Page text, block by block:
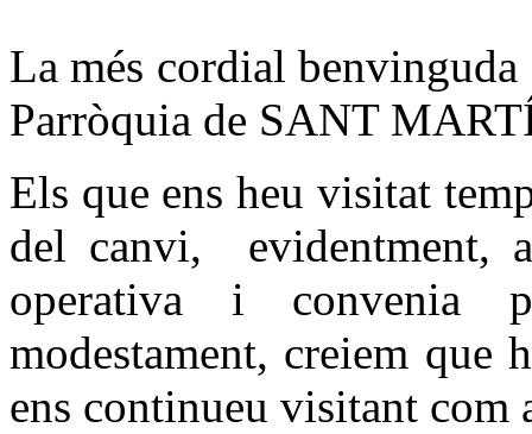
La més cordial
Parròquia de SANT
Els que ens heu visitat
del canvi, evidentment,
operativa i convenia
modestament, creiem que
ens continueu visitant com